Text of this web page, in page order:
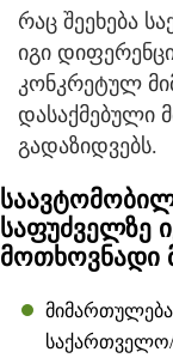
რაც შეეხება
იგი
კონკრეტულ
დასაქმებული
გადაზიდვებს.
საფუძველზე
მოთხოვნადი